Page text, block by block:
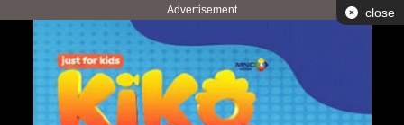
Advertisement close